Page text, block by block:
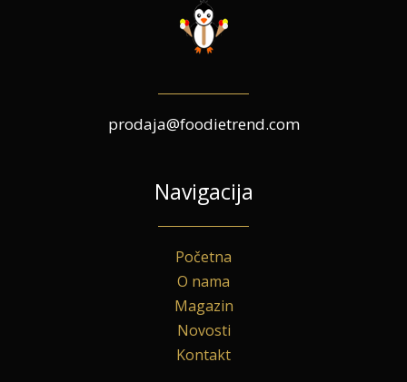
prodaja@foodietrend.com
Navigacija
Početna
O nama
Magazin
Novosti
Kontakt